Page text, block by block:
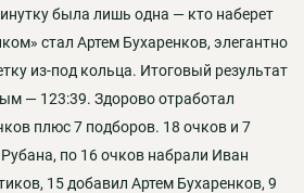
была лишь одна — кто наберет
стал Артем Бухаренков, элегантно
из-под кольца. Итоговый результат
— 123:39. Здорово отработал
плюс 7 подборов. 18 очков и 7
по 16 очков набрали Иван
15 добавил Артем Бухаренков, 9